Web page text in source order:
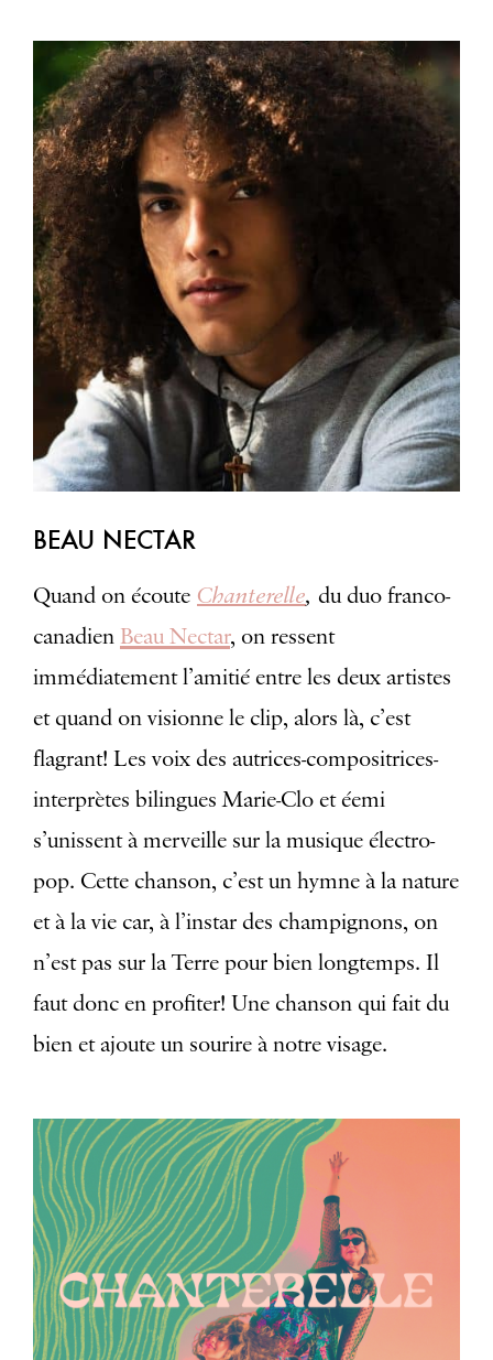
BEAU NECTAR
Quand on écoute Chanterelle, du duo franco-
canadien Beau Nectar, on ressent
immédiatement l’amitié entre les deux artistes
et quand on visionne le clip, alors là, c’est
flagrant! Les voix des autrices-compositrices-
interprètes bilingues Marie-Clo et éemi
s’unissent à merveille sur la musique électro-
pop. Cette chanson, c’est un hymne à la nature
et à la vie car, à l’instar des champignons, on
n’est pas sur la Terre pour bien longtemps. Il
faut donc en profiter! Une chanson qui fait du
bien et ajoute un sourire à notre visage.